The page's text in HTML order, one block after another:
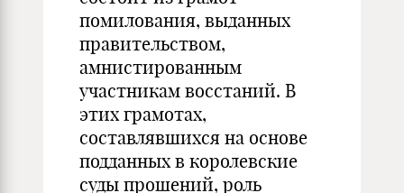
помилования, выданных
правительством,
амнистированным
участникам восстаний. В
этих грамотах,
составлявшихся на основе
подданных в королевские
суды прошений, роль